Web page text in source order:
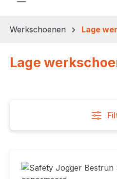
Werkschoenen Lage
Lage